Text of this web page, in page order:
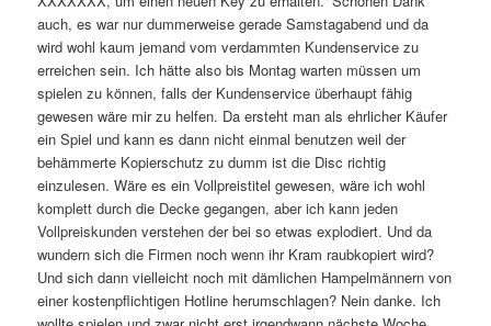
auch, es war nur dummerweise gerade Samstagabend und da
wird wohl kaum jemand vom verdammten Kundenservice zu
erreichen sein. Ich hätte also bis Montag warten müssen um
spielen zu können, falls der Kundenservice überhaupt fähig
gewesen wäre mir zu helfen. Da ersteht man als ehrlicher Käufer
ein Spiel und kann es dann nicht einmal benutzen weil der
behämmerte Kopierschutz zu dumm ist die Disc richtig
einzulesen. Wäre es ein Vollpreistitel gewesen, wäre ich wohl
komplett durch die Decke gegangen, aber ich kann jeden
Vollpreiskunden verstehen der bei so etwas explodiert. Und da
wundern sich die Firmen noch wenn ihr Kram raubkopiert wird?
Und sich dann vielleicht noch mit dämlichen Hampelmännern von
einer kostenpflichtigen Hotline herumschlagen? Nein danke. Ich